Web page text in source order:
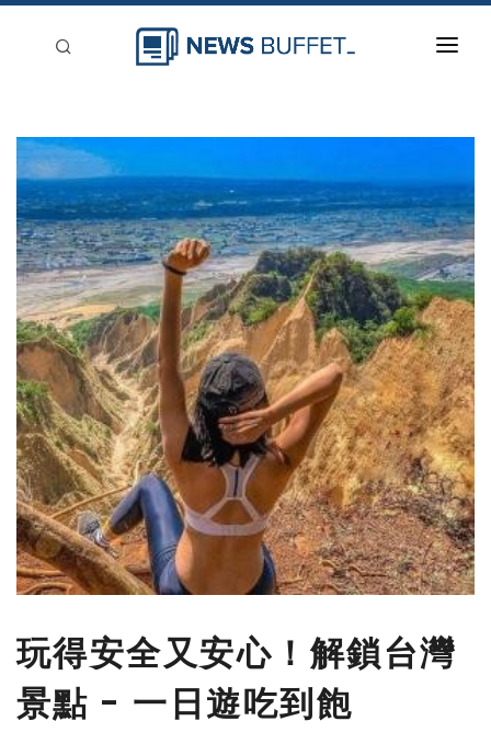
新聞稿分類
刊登
玩得安全又安心！解鎖台灣
景點 - 一日遊吃到飽